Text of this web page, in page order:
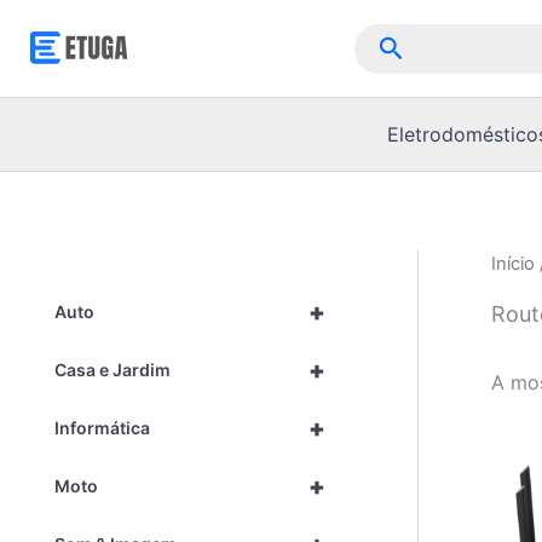
Pesquisar
+
Auto
+
Casa e Jardim
+
Informática
+
Moto
Início
A